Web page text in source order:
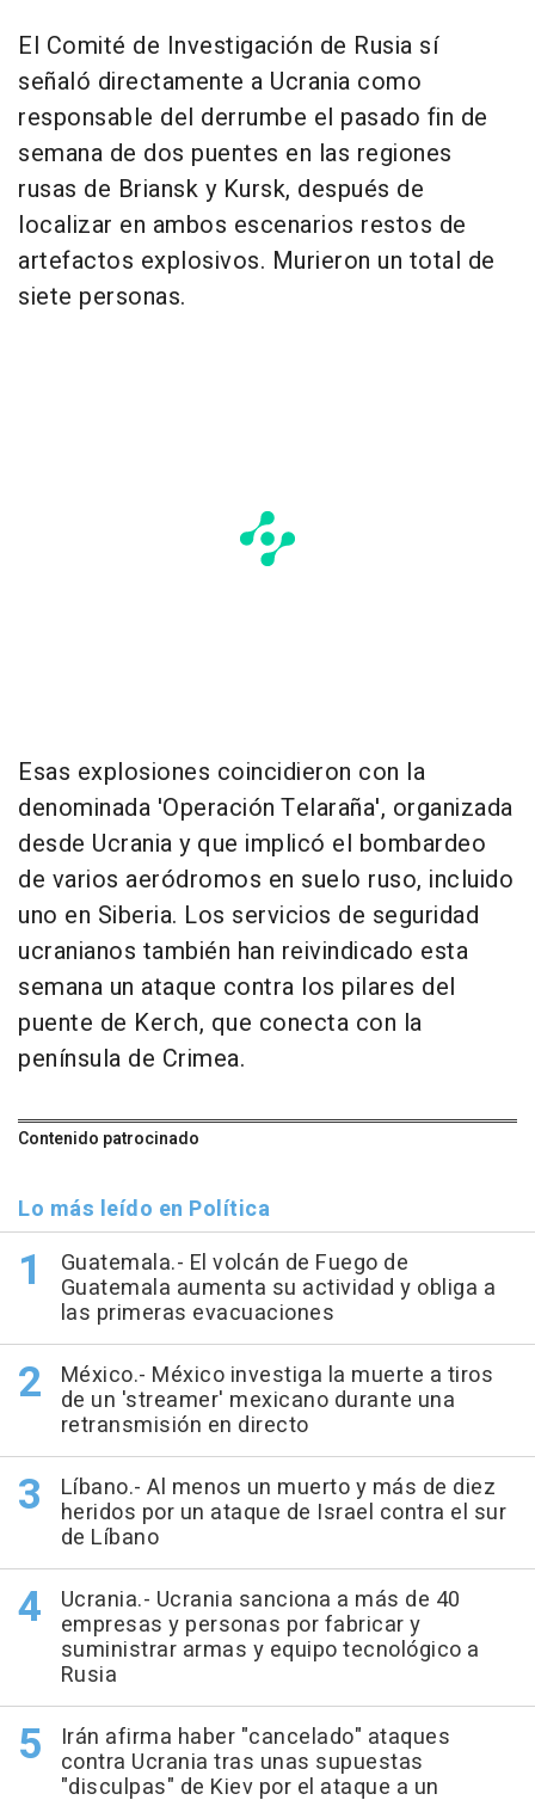
El Comité de Investigación de Rusia sí
señaló directamente a Ucrania como
responsable del derrumbe el pasado fin de
semana de dos puentes en las regiones
rusas de Briansk y Kursk, después de
localizar en ambos escenarios restos de
artefactos explosivos. Murieron un total de
siete personas.
Esas explosiones coincidieron con la
denominada 'Operación Telaraña', organizada
desde Ucrania y que implicó el bombardeo
de varios aeródromos en suelo ruso, incluido
uno en Siberia. Los servicios de seguridad
ucranianos también han reivindicado esta
semana un ataque contra los pilares del
puente de Kerch, que conecta con la
península de Crimea.
Contenido patrocinado
Lo más leído en Política
Guatemala.- El volcán de Fuego de
Guatemala aumenta su actividad y obliga a
las primeras evacuaciones
México.- México investiga la muerte a tiros
de un 'streamer' mexicano durante una
retransmisión en directo
Líbano.- Al menos un muerto y más de diez
heridos por un ataque de Israel contra el sur
de Líbano
Ucrania.- Ucrania sanciona a más de 40
empresas y personas por fabricar y
suministrar armas y equipo tecnológico a
Rusia
Irán afirma haber "cancelado" ataques
contra Ucrania tras unas supuestas
"disculpas" de Kiev por el ataque a un